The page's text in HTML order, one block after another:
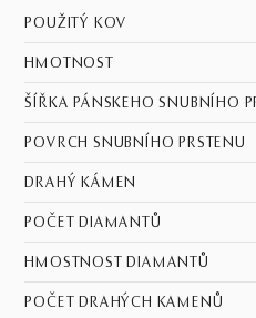
POUŽITÝ KOV
HMOTNOST
ŠÍŘKA PÁNSKEHO SNUBNÍHO
POVRCH SNUBNÍHO PRSTENU
DRAHÝ KÁMEN
POČET DIAMANTŮ
HMOSTNOST DIAMANTŮ
POČET DRAHÝCH KAMENŮ